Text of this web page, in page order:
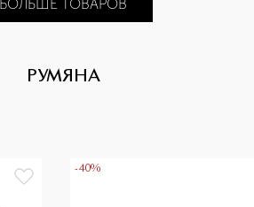
БОЛЬШЕ ТОВАРОВ
РУМЯНА
-40%